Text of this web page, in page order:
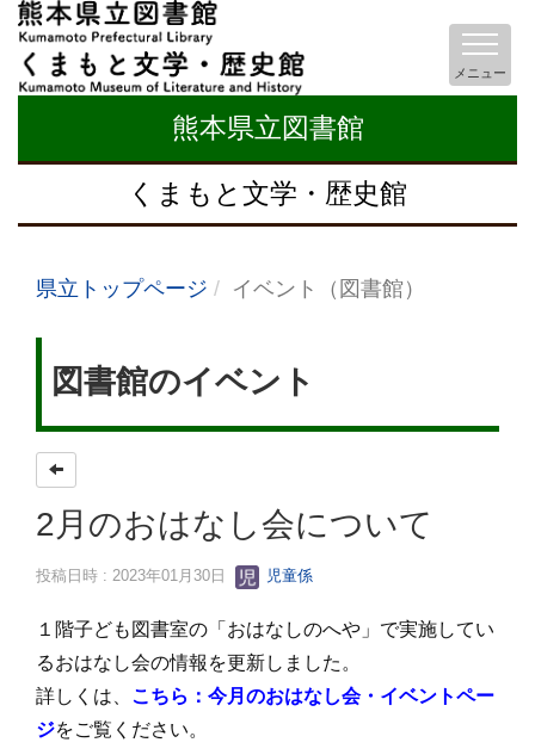
熊本県立図書館
くまもと文学・歴史館
メニュー
県立トップページ イベント（図書館）
図書館のイベント
2月のおはなし会について
投稿日時 : 2023年01月30日 児童係
１階子ども図書室の「おはなしのへや」で実施してい
るおはなし会の情報を更新しました。
詳しくは、 こちら：今月のおはなし会・イベントペー
ジをご覧ください。